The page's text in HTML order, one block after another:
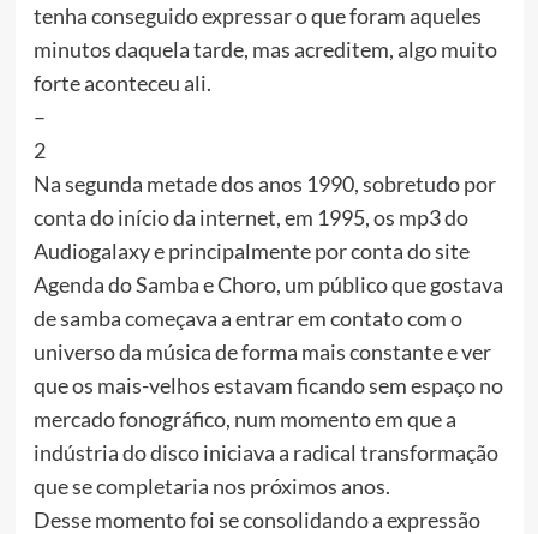
tenha conseguido expressar o que foram aqueles
minutos daquela tarde, mas acreditem, algo muito
forte aconteceu ali.
–
2
Na segunda metade dos anos 1990, sobretudo por
conta do início da internet, em 1995, os mp3 do
Audiogalaxy e principalmente por conta do site
Agenda do Samba e Choro, um público que gostava
de samba começava a entrar em contato com o
universo da música de forma mais constante e ver
que os mais-velhos estavam ficando sem espaço no
mercado fonográfico, num momento em que a
indústria do disco iniciava a radical transformação
que se completaria nos próximos anos.
Desse momento foi se consolidando a expressão